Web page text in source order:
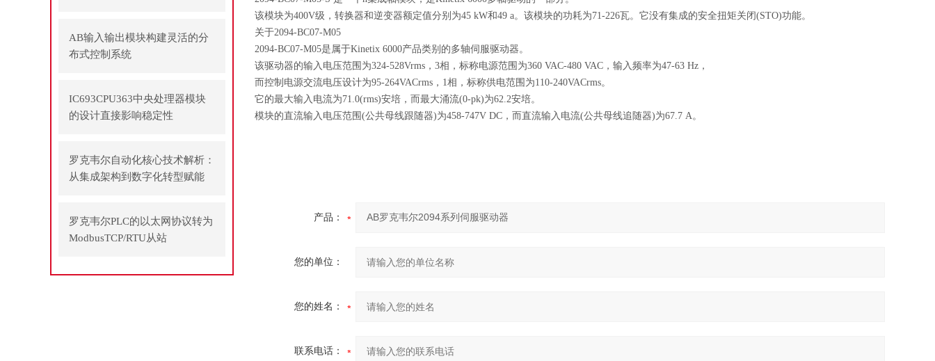
AB输入输出模块构建灵活的分
布式控制系统
IC693CPU363中央处理器模块
的设计直接影响稳定性
罗克韦尔自动化核心技术解析：
从集成架构到数字化转型赋能
罗克韦尔PLC的以太网协议转为
ModbusTCP/RTU从站
该模块为400V级，转换器和逆变器额定值分别为45 kW和49 a。该模块的功耗为71-226瓦。它没有集成的安全扭矩关闭(STO)功能。
关于2094-BC07-M05
2094-BC07-M05是属于Kinetix 6000产品类别的多轴伺服驱动器。
该驱动器的输入电压范围为324-528Vrms，3相，标称电源范围为360 VAC-480 VAC，输入频率为47-63 Hz，
而控制电源交流电压设计为95-264VACrms，1相，标称供电范围为110-240VACrms。
它的最大输入电流为71.0(rms)安培，而最大涌流(0-pk)为62.2安培。
模块的直流输入电压范围(公共母线跟随器)为458-747V DC，而直流输入电流(公共母线追随器)为67.7 A。
产品：
您的单位：
您的姓名：
联系电话：